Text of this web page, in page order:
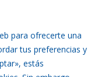
para ofrecerte una
tus preferencias y
estás